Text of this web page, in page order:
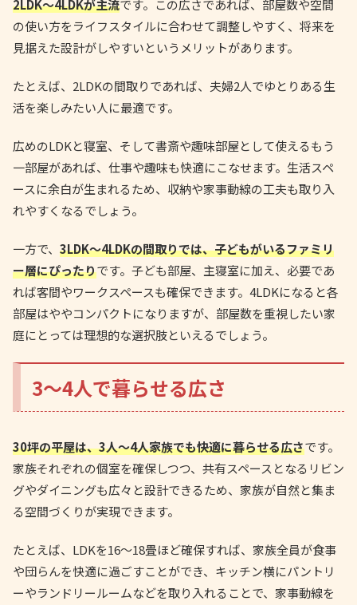
2LDK〜4LDKが主流です。この広さであれば、部屋数や空間
の使い方をライフスタイルに合わせて調整しやすく、将来を
見据えた設計がしやすいというメリットがあります。
たとえば、2LDKの間取りであれば、夫婦2人でゆとりある生
活を楽しみたい人に最適です。
広めのLDKと寝室、そして書斎や趣味部屋として使えるもう
一部屋があれば、仕事や趣味も快適にこなせます。生活スペ
ースに余白が生まれるため、収納や家事動線の工夫も取り入
れやすくなるでしょう。
一方で、 3LDK〜4LDKの間取りでは、子どもがいるファミリ
ー層にぴったりです。子ども部屋、主寝室に加え、必要であ
れば客間やワークスペースも確保できます。4LDKになると各
部屋はややコンパクトになりますが、部屋数を重視したい家
庭にとっては理想的な選択肢といえるでしょう。
3〜4人で暮らせる広さ
30坪の平屋は、3人〜4人家族でも快適に暮らせる広さです。
家族それぞれの個室を確保しつつ、共有スペースとなるリビン
グやダイニングも広々と設計できるため、家族が自然と集ま
る空間づくりが実現できます。
たとえば、LDKを16〜18畳ほど確保すれば、家族全員が食事
や団らんを快適に過ごすことができ、キッチン横にパントリ
ーやランドリールームなどを取り入れることで、家事動線を